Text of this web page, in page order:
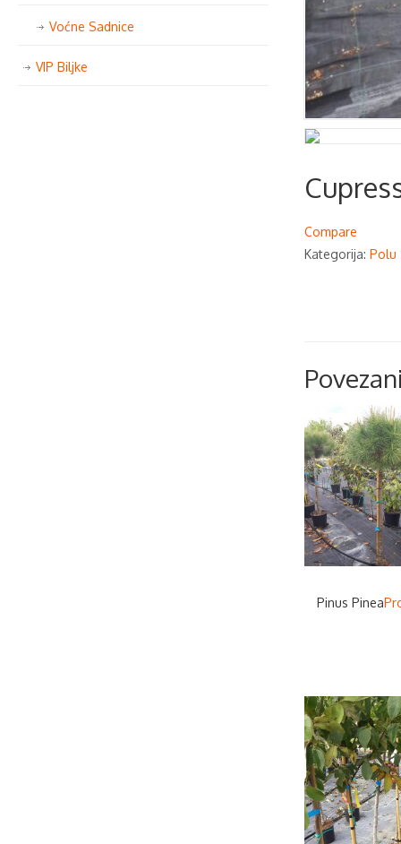
Compare
Kategorija: Polu
Pinus Pinea
Voćne Sadnice
VIP Biljke